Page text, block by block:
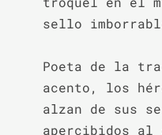
sello
Poeta de la
acento, los
alzan de sus
apercibidos al